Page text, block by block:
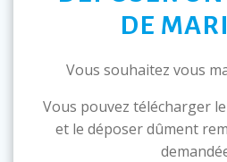
DE
Vous souhaitez vous
Vous pouvez télécharger
et le déposer dûment